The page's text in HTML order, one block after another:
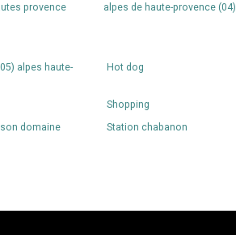
provence
alpes de haute-provence (04)
alpes haute-
Hot dog
Shopping
domaine
Station chabanon